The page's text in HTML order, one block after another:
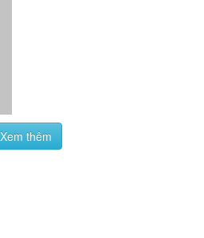
Xem thêm